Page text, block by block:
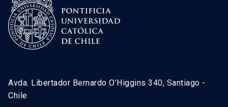
Avda. Libertador Bernardo O’Higgins 340, Santiago -
Chile